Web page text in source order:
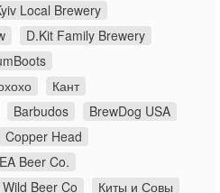
Local Brewery
D.Kit Family Brewery
Кант
Barbudos
BrewDog USA
Copper Head
Beer Co.
Beer Co Киты и Совы